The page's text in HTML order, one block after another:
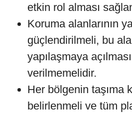
etkin rol alması
Koruma alanlarının
güçlendirilmeli, bu
yapılaşmaya
verilmemelidir.
Her bölgenin taşıma
belirlenmeli ve tüm